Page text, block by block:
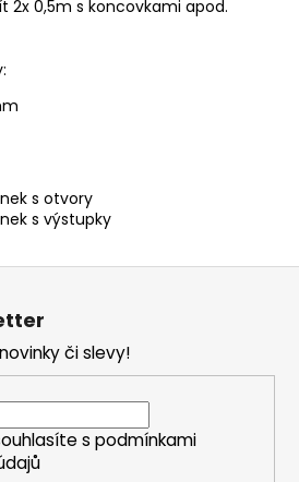
0,5m s koncovkami apod.
s otvory
s výstupky
či slevy!
s podmínkami